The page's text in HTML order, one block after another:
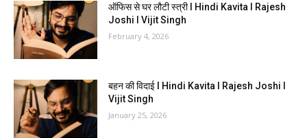
ऑफिस से घर लौटी स्त्री I Hindi Kavita I Rajesh
Joshi I Vijit Singh
February 4, 2026
बहन की विदाई I Hindi Kavita I Rajesh Joshi I
Vijit Singh
January 25, 2026